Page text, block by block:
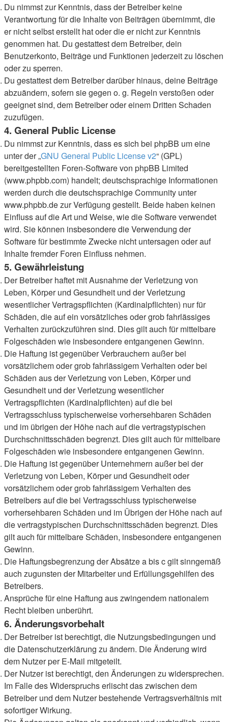
Du nimmst zur Kenntnis, dass der Betreiber keine
Verantwortung für die Inhalte von Beiträgen übernimmt, die
er nicht selbst erstellt hat oder die er nicht zur Kenntnis
genommen hat. Du gestattest dem Betreiber, dein
Benutzerkonto, Beiträge und Funktionen jederzeit zu löschen
oder zu sperren.
Du gestattest dem Betreiber darüber hinaus, deine Beiträge
abzuändern, sofern sie gegen o. g. Regeln verstoßen oder
geeignet sind, dem Betreiber oder einem Dritten Schaden
zuzufügen.
4. General Public License
Du nimmst zur Kenntnis, dass es sich bei phpBB um eine
unter der „GNU General Public License v2“ (GPL)
bereitgestellten Foren-Software von phpBB Limited
(www.phpbb.com) handelt; deutschsprachige Informationen
werden durch die deutschsprachige Community unter
www.phpbb.de zur Verfügung gestellt. Beide haben keinen
Einfluss auf die Art und Weise, wie die Software verwendet
wird. Sie können insbesondere die Verwendung der
Software für bestimmte Zwecke nicht untersagen oder auf
Inhalte fremder Foren Einfluss nehmen.
5. Gewährleistung
Der Betreiber haftet mit Ausnahme der Verletzung von
Leben, Körper und Gesundheit und der Verletzung
wesentlicher Vertragspflichten (Kardinalpflichten) nur für
Schäden, die auf ein vorsätzliches oder grob fahrlässiges
Verhalten zurückzuführen sind. Dies gilt auch für mittelbare
Folgeschäden wie insbesondere entgangenen Gewinn.
Die Haftung ist gegenüber Verbrauchern außer bei
vorsätzlichem oder grob fahrlässigem Verhalten oder bei
Schäden aus der Verletzung von Leben, Körper und
Gesundheit und der Verletzung wesentlicher
Vertragspflichten (Kardinalpflichten) auf die bei
Vertragsschluss typischerweise vorhersehbaren Schäden
und im übrigen der Höhe nach auf die vertragstypischen
Durchschnittsschäden begrenzt. Dies gilt auch für mittelbare
Folgeschäden wie insbesondere entgangenen Gewinn.
Die Haftung ist gegenüber Unternehmern außer bei der
Verletzung von Leben, Körper und Gesundheit oder
vorsätzlichem oder grob fahrlässigem Verhalten des
Betreibers auf die bei Vertragsschluss typischerweise
vorhersehbaren Schäden und im Übrigen der Höhe nach auf
die vertragstypischen Durchschnittsschäden begrenzt. Dies
gilt auch für mittelbare Schäden, insbesondere entgangenen
Gewinn.
Die Haftungsbegrenzung der Absätze a bis c gilt sinngemäß
auch zugunsten der Mitarbeiter und Erfüllungsgehilfen des
Betreibers.
Ansprüche für eine Haftung aus zwingendem nationalem
Recht bleiben unberührt.
6. Änderungsvorbehalt
Der Betreiber ist berechtigt, die Nutzungsbedingungen und
die Datenschutzerklärung zu ändern. Die Änderung wird
dem Nutzer per E-Mail mitgeteilt.
Der Nutzer ist berechtigt, den Änderungen zu widersprechen.
Im Falle des Widerspruchs erlischt das zwischen dem
Betreiber und dem Nutzer bestehende Vertragsverhältnis mit
sofortiger Wirkung.